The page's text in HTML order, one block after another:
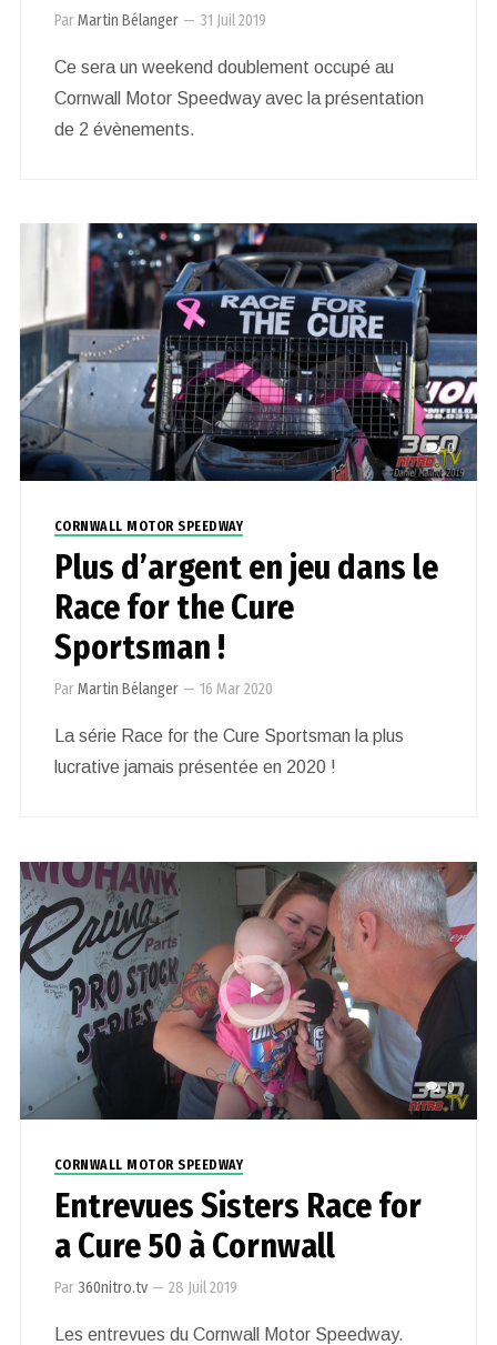
ParMartin Bélanger — 31 Juil 2019
Ce sera un weekend doublement occupé au
Cornwall Motor Speedway avec la présentation
de 2 évènements.
0
CORNWALL MOTOR SPEEDWAY
Plus d’argent en jeu dans le
Race for the Cure
Sportsman !
ParMartin Bélanger — 16 Mar 2020
La série Race for the Cure Sportsman la plus
lucrative jamais présentée en 2020 !
0
CORNWALL MOTOR SPEEDWAY
Entrevues Sisters Race for
a Cure 50 à Cornwall
Par360nitro.tv — 28 Juil 2019
Les entrevues du Cornwall Motor Speedway.